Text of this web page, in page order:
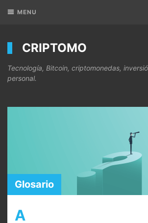
MENU
CRIPTOMO
Tecnología, Bitcoin, criptomonedas,
personal.
Glosario
A